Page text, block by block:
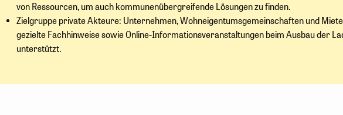
von Ressourcen, um auch kommunenübergreifende Lösungen zu finden.
Zielgruppe private Akteure: Unternehmen, Wohneigentumsgemeinschaften und
gezielte Fachhinweise sowie Online-Informationsveranstaltungen beim Ausbau der
unterstützt.